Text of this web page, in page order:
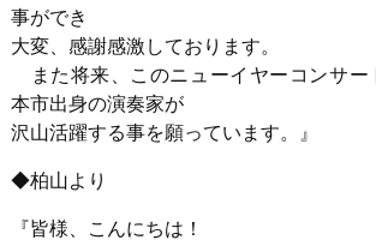
事ができ
大変、感謝感激しております。
また将来、このニューイヤーコンサー
本市出身の演奏家が
沢山活躍する事を願っています。』
◆柏山より
『皆様、こんにちは！